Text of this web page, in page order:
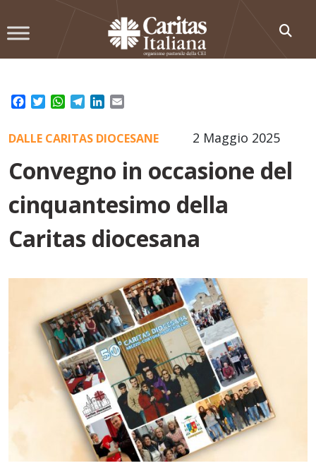
to
Facebook
TwitterWhatsApp
TelegramLinkedIn
2 Maggio 2025
DALLE CARITAS DIOCESANE
Convegno in occasione del
cinquantesimo della
Caritas diocesana